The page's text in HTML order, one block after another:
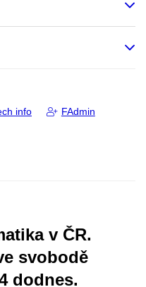
info FAdmin
v ČR.
svobodě
dodnes.